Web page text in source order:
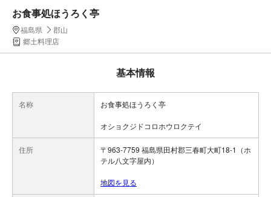
お食事処ほうろく亭
福島県
郡山
郷土料理店
基本情報
名称 お食事処ほうろく亭
オショクジドコロホウロクテイ
住所
〒963-7759 福島県田村郡三春町大町18-1（ホ
テル八文字屋内）
地図を見る